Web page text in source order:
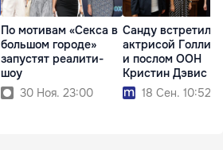
По мотивам «Секса в
большом городе»
запустят реалити-
шоу
30 Ноя. 23:00
Санду
актрисой
и послом ООН
Кристин Дэвис
18 Сен. 10:52